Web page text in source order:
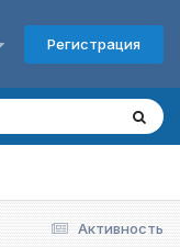
Регистрация
Активность